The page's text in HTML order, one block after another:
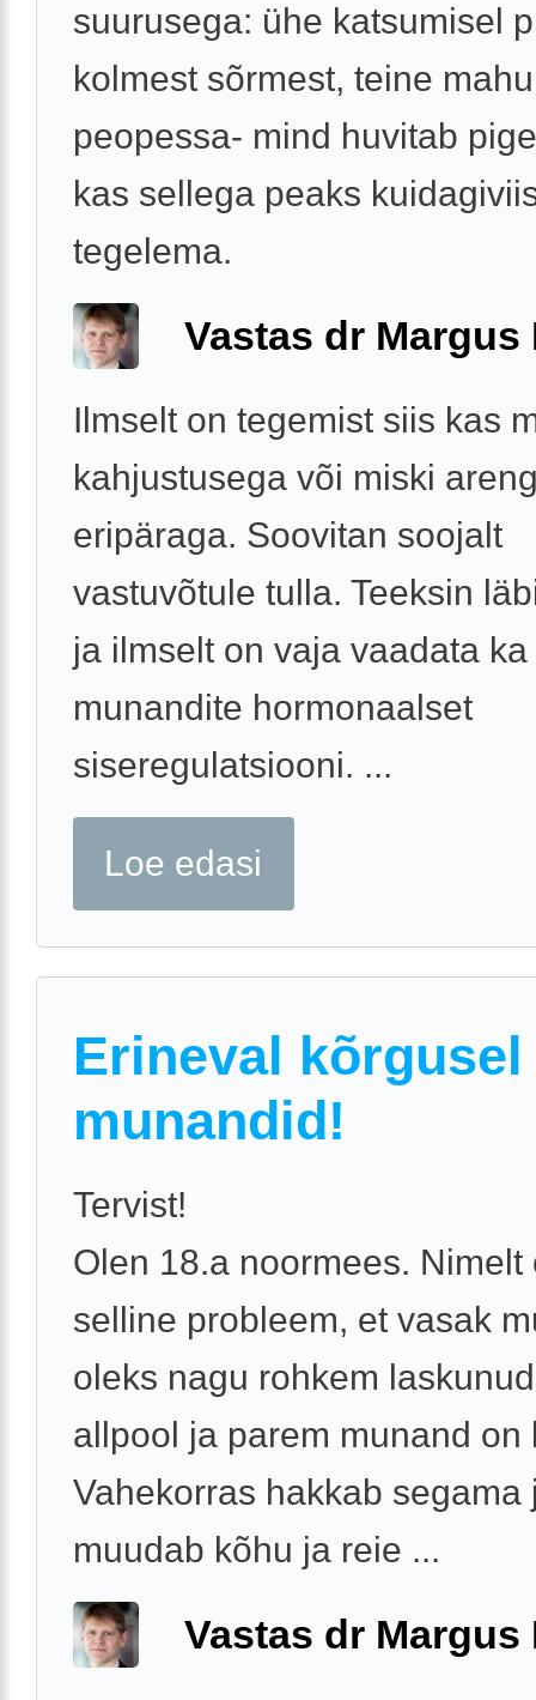
suurusega: ühe katsumisel
kolmest sõrmest, teine
peopessa- mind huvitab
kas sellega peaks
tegelema.
Vastas dr Margus
Ilmselt on tegemist siis kas
kahjustusega või miski
eripäraga. Soovitan soojalt
vastuvõtule tulla. Teeksin
ja ilmselt on vaja vaadata ka
munandite hormonaalset
siseregulatsiooni. ...
Loe edasi
Erineval kõrgusel
munandid!
Tervist!
Olen 18.a noormees. Nimelt
selline probleem, et vasak
oleks nagu rohkem
allpool ja parem munand on
Vahekorras hakkab segama
muudab kõhu ja reie ...
Vastas dr Margus